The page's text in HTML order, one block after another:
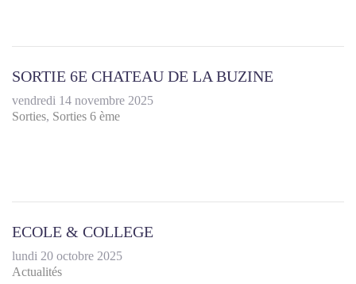
SORTIE 6E CHATEAU DE LA BUZINE
vendredi 14 novembre 2025
Sorties Sorties 6 ème
ECOLE & COLLEGE
lundi 20 octobre 2025
Actualités